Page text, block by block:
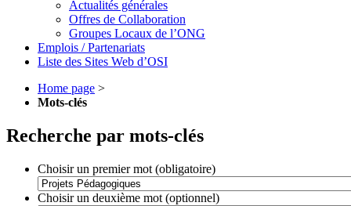
Actualités générales
Offres de Collaboration
Groupes Locaux de l’ONG
Emplois / Partenariats
Liste des Sites Web d’OSI
Home page >
Mots-clés
Recherche par mots-clés
Choisir un premier mot (obligatoire)
Choisir un deuxième mot (optionnel)